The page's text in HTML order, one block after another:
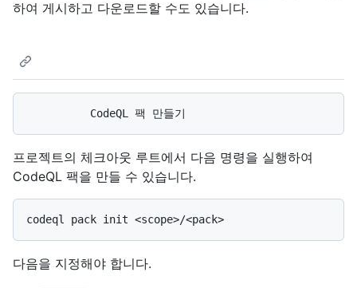
하여 게시하고 다운로드할 수도 있습니다.
프로젝트의 체크아웃 루트에서 다음 명령을 실행하여
CodeQL 팩을 만들 수 있습니다.
다음을 지정해야 합니다.